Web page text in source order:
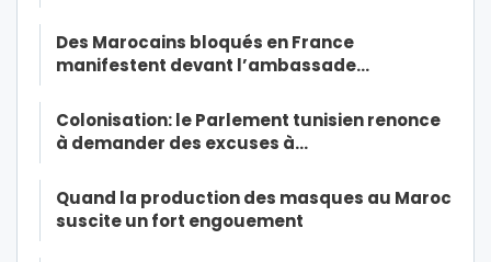
Des Marocains bloqués en France
manifestent devant l’ambassade…
Colonisation: le Parlement tunisien renonce
à demander des excuses à…
Quand la production des masques au Maroc
suscite un fort engouement